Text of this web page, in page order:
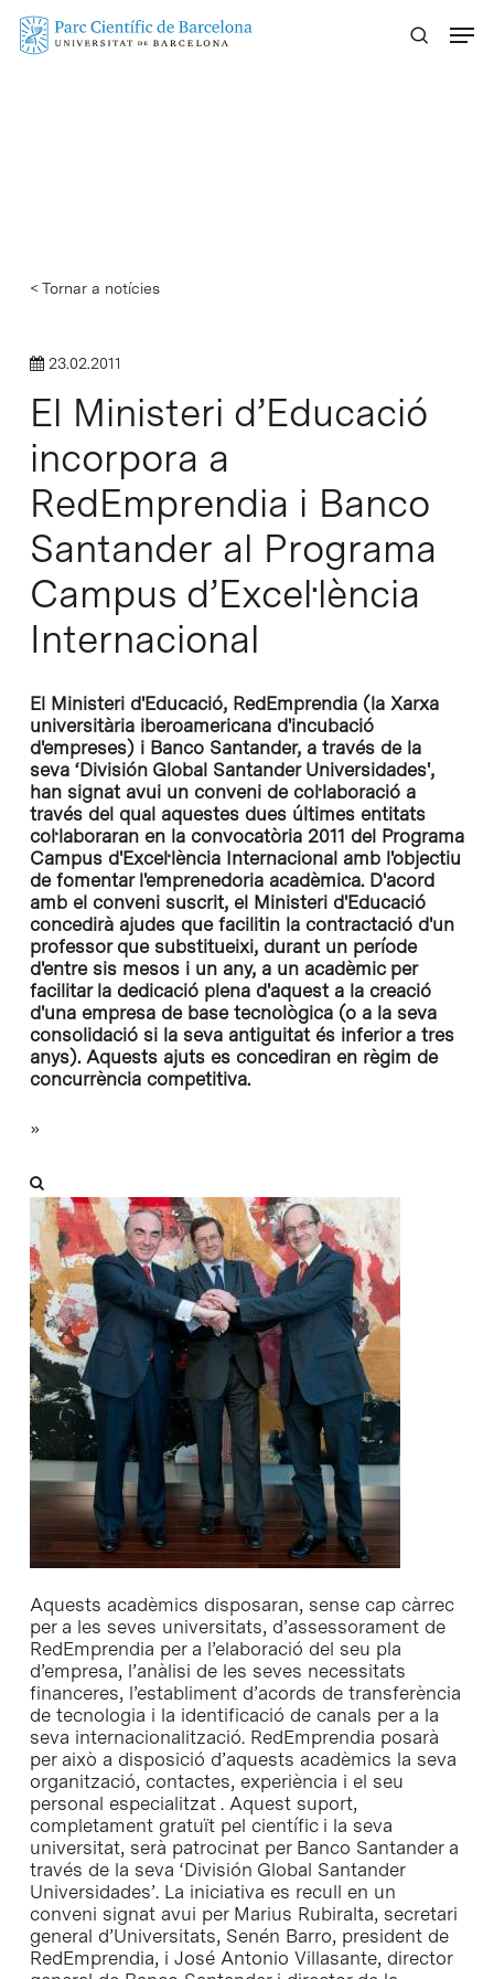
Skip
< Tornar a notícies
23.02.2011
El Ministeri d’Educació
incorpora a
RedEmprendia i Banco
Santander al Programa
Campus d’Excel·lència
Internacional
El Ministeri d'Educació, RedEmprendia (la Xarxa
universitària iberoamericana d'incubació
d'empreses) i Banco Santander, a través de la
seva ‘División Global Santander Universidades',
han signat avui un conveni de col·laboració a
través del qual aquestes dues últimes entitats
col·laboraran en la convocatòria 2011 del Programa
Campus d'Excel·lència Internacional amb l'objectiu
de fomentar l'emprenedoria acadèmica. D'acord
amb el conveni suscrit, el Ministeri d'Educació
concedirà ajudes que facilitin la contractació d'un
professor que substitueixi, durant un període
d'entre sis mesos i un any, a un acadèmic per
facilitar la dedicació plena d'aquest a la creació
d'una empresa de base tecnològica (o a la seva
consolidació si la seva antiguitat és inferior a tres
anys). Aquests ajuts es concediran en règim de
concurrència competitiva.
»
Aquests acadèmics disposaran, sense cap càrrec
per a les seves universitats, d’assessorament de
RedEmprendia per a l’elaboració del seu pla
d’empresa, l’anàlisi de les seves necessitats
financeres, l’establiment d’acords de transferència
de tecnologia i la identificació de canals per a la
seva internacionalització. RedEmprendia posarà
per això a disposició d’aquests acadèmics la seva
organització, contactes, experiència i el seu
personal especialitzat . Aquest suport,
completament gratuït pel científic i la seva
universitat, serà patrocinat per Banco Santander a
través de la seva ‘División Global Santander
Universidades’. La iniciativa es recull en un
conveni signat avui per Marius Rubiralta, secretari
general d’Universitats, Senén Barro, president de
RedEmprendia, i José Antonio Villasante, director